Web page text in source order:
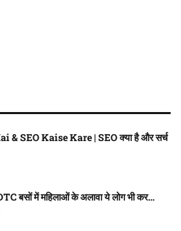
& SEO Kaise Kare | SEO क्या है और सर्च
बसों में महिलाओं के अलावा ये लोग भी कर…